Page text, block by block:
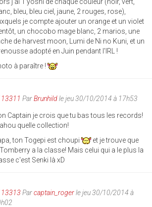
bleu, bleu ciel, jaune, 2 rouges, rose),
je compte ajouter un orange et un violet
un chocobo mage blanc, 2 marios, une
de harvest moon, Lumi de Ni no Kuni, et un
adopté en Juin pendant l'IRL !
à paraître !
ParBrunhildle jeu 30/10/2014 à 17h53
Captain je crois que tu bas tous les records!
quelle collection!
ton Togepi est choupi
et je trouve que
a la classe! Mais celui qui a le plus la
c'est Senki là xD
Parcaptain_rogerle jeu 30/10/2014 à